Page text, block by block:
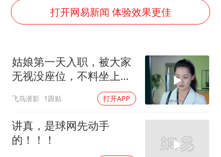
台州《告全体市民书》：非必要不外出
胡彦斌获《歌手2026》歌王
视频丨森林温泉、油菜花海、丹崖碧水……解锁各地夏日限定体验
四川宜宾地震网友称睡觉被摇醒
夯实基础开新局
打开网易新闻 体验效果更佳
姑娘第一天入职，被大家
无视没座位，不料坐上特
飞鸟潜影 1跟贴 打开APP
讲真，是球网先动手
的！！！